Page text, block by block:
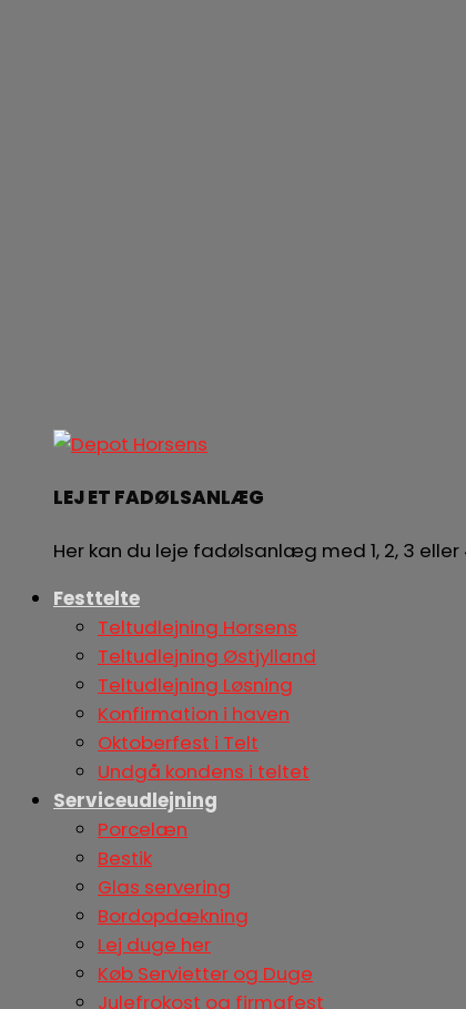
LEJ ET FADØLSANLÆG
Her kan du leje fadølsanlæg med 1, 2, 3
Festtelte
Teltudlejning Horsens
Teltudlejning Østjylland
Teltudlejning Løsning
Konfirmation i haven
Oktoberfest i Telt
Undgå kondens i teltet
Serviceudlejning
Porcelæn
Bestik
Glas servering
Bordopdækning
Lej duge her
Køb Servietter og Duge
Julefrokost og firmafest